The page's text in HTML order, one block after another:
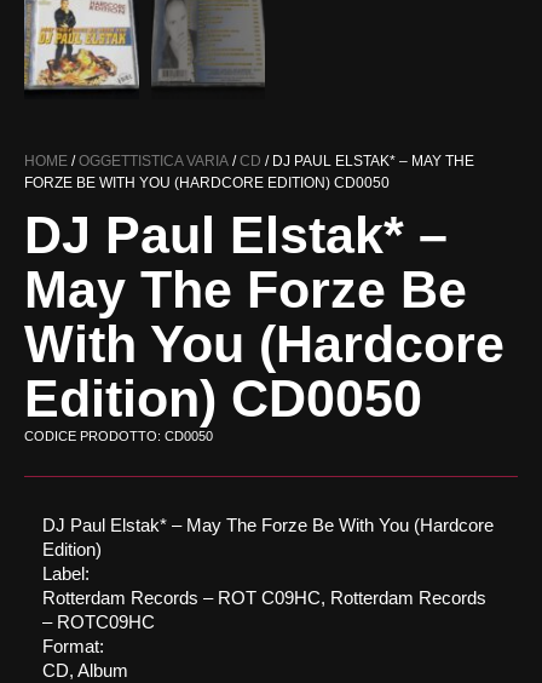
HOME /OGGETTISTICA VARIA /CD / DJ PAUL ELSTAK* ‎– MAY THE
FORZE BE WITH YOU (HARDCORE EDITION) CD0050
DJ Paul Elstak* ‎–
May The Forze Be
With You (Hardcore
Edition) CD0050
CODICE PRODOTTO: CD0050
DJ Paul Elstak* ‎– May The Forze Be With You (Hardcore
Edition)
Label:
Rotterdam Records ‎– ROT C09HC, Rotterdam Records
‎– ROTC09HC
Format:
CD, Album